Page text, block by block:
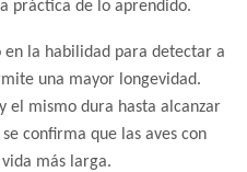
práctica de lo aprendido.
en la habilidad para detectar a
una mayor longevidad.
el mismo dura hasta alcanzar
confirma que las aves con
más larga.